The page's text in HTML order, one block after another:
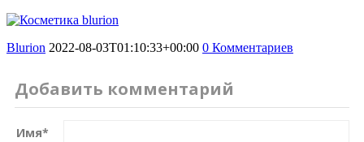
Blurion 2022-08-03T01:10:33+00:00 0 Комментариев
Добавить комментарий
Имя*